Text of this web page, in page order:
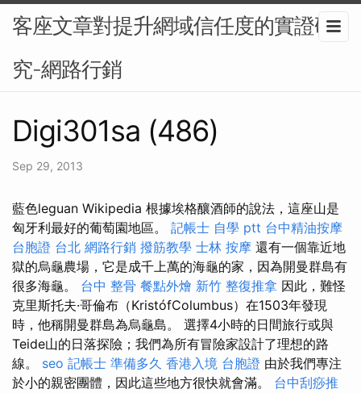
客座文章對提升網域信任度的實證研
究-網路行銷
Digi301sa (486)
Sep 29, 2013
藍色leguan Wikipedia 根據埃格釀酒師的說法，這座山是
匈牙利最好的葡萄園地區。 記帳士 自學 ptt 台中精油按摩
台胞證 台北 網路行銷 撥筋教學 士林 按摩 還有一個靠近地
獄的烏龜農場，它是成千上萬的海龜的家，因為開曼群島有
很多海龜。 台中 整骨 餐點外燴 新竹 整復推拿 因此，難怪
克里斯托夫·哥倫布（KristófColumbus）在1503年發現
時，他稱開曼群島為烏龜島。 選擇4小時的日間旅行或與
Teide山的日落探險；我們為所有冒險家設計了理想的路
線。 seo 記帳士 準備多久 香港入境 台胞證 由於我們專注
於小的親密團體，因此這些地方很快就會滿。 台中刮痧推